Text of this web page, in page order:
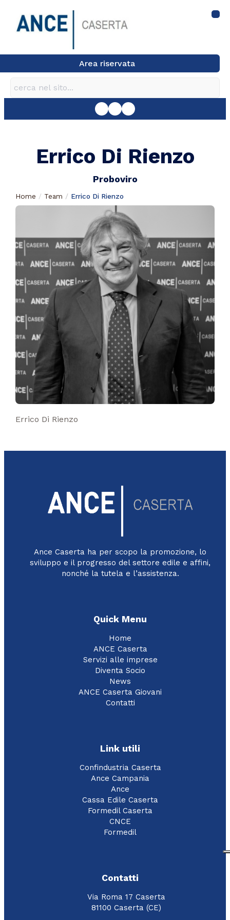
Area riservata
Errico Di Rienzo
Proboviro
Home Team Errico Di Rienzo
Errico Di Rienzo
Ance Caserta ha per scopo la promozione, lo
sviluppo e il progresso del settore edile e affini,
nonché la tutela e l’assistenza.
Quick Menu
Home
ANCE Caserta
Servizi alle imprese
Diventa Socio
News
ANCE Caserta Giovani
Contatti
Link utili
Confindustria Caserta
Ance Campania
Ance
Cassa Edile Caserta
Formedil Caserta
CNCE
Formedil
Contatti
Via Roma 17 Caserta
81100 Caserta (CE)